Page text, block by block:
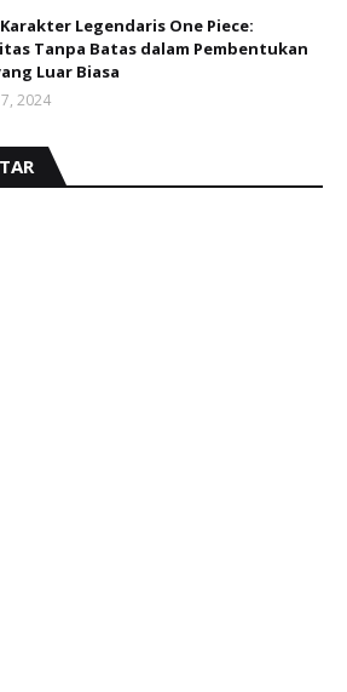
Legendaris One Piece:
Tanpa Batas dalam Pembentukan
Luar Biasa
2024